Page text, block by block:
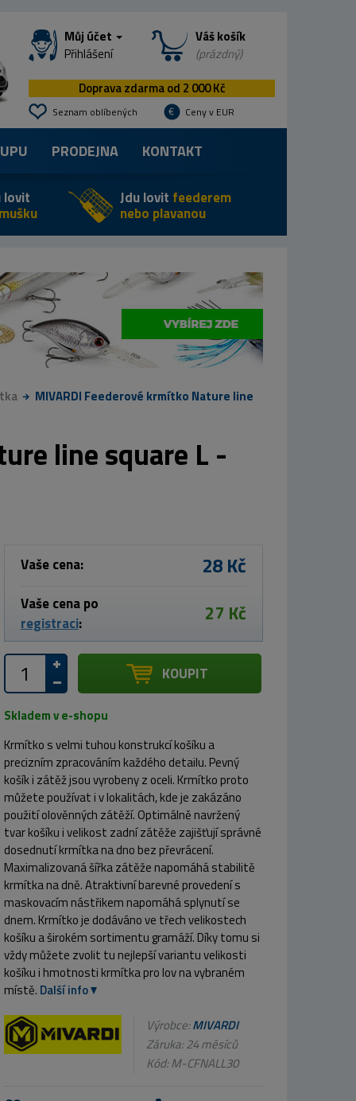
Můj účet
Přihlášení
Váš košík
(prázdný)
Doprava zdarma od 2 000 Kč
Seznam oblíbených Ceny v EUR
PRODEJNA KONTAKT
lovit Jdu lovit feederem
nebo plavanou
MIVARDI Feederové krmítko Nature line
line square L -
Vaše cena: 28 Kč
Vaše cena po
registraci: 27 Kč
KOUPIT
Skladem v e-shopu
Krmítko s velmi tuhou konstrukcí košíku a
precizním zpracováním každého detailu. Pevný
košík i zátěž jsou vyrobeny z oceli. Krmítko proto
můžete používat i v lokalitách, kde je zakázáno
použití olověnných zátěží. Optimálně navržený
tvar košíku i velikost zadní zátěže zajišťují správné
dosednutí krmítka na dno bez převrácení.
Maximalizovaná šířka zátěže napomáhá stabilitě
krmítka na dně. Atraktivní barevné provedení s
maskovacím nástřikem napomáhá splynutí se
dnem. Krmítko je dodáváno ve třech velikostech
košíku a širokém sortimentu gramáží. Díky tomu si
vždy můžete zvolit tu nejlepší variantu velikosti
košíku i hmotnosti krmítka pro lov na vybraném
místě. Další info
Výrobce:MIVARDI
Záruka: 24 měsíců
Kód:M-CFNALL30